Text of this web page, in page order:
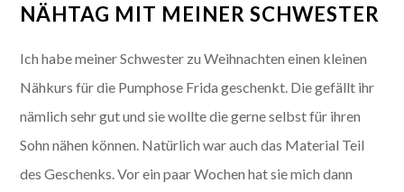
NÄHTAG MIT MEINER SCHWESTER
Ich habe meiner Schwester zu Weihnachten einen kleinen
Nähkurs für die Pumphose Frida geschenkt. Die gefällt ihr
nämlich sehr gut und sie wollte die gerne selbst für ihren
Sohn nähen können. Natürlich war auch das Material Teil
des Geschenks. Vor ein paar Wochen hat sie mich dann